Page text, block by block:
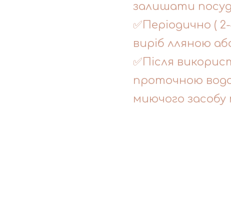
залишати
✅Періодично (
виріб лляною
✅Після
проточною
миючого